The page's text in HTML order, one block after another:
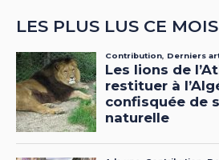
LES PLUS LUS CE MOIS